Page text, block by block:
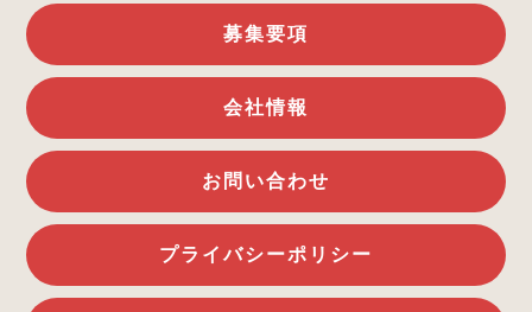
募集要項
会社情報
お問い合わせ
プライバシーポリシー